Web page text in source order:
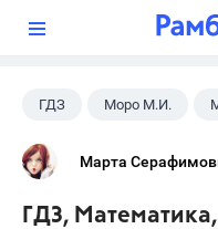
ГДЗ Моро М.И.
Марта
ГДЗ,